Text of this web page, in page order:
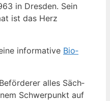
in Dres­den. Sein
ist das Herz
infor­ma­ti­ve Bio­
alles Säch­
Schwer­punkt auf